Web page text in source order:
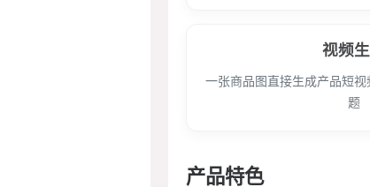
视频
一张商品图直接生成产品短
题
产品特色